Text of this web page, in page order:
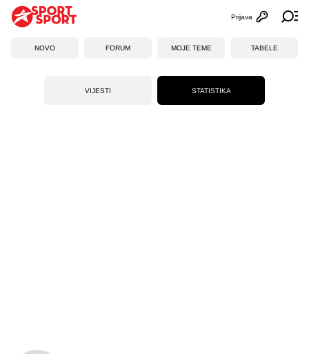
Otvori
Prijava
NOVO FORUM MOJE TEME TABELE
VIJESTI STATISTIKA